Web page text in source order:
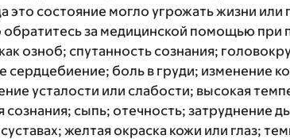
это состояние могло угрожать жизни или
за медицинской помощью при
озноб; спутанность сознания;
сердцебиение; боль в груди; изменение
усталости или слабости; высокая
сознания; сыпь; отечность; затруднение
желтая окраска кожи или глаз;